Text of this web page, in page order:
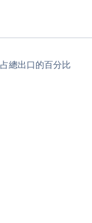
占總出口的百分比